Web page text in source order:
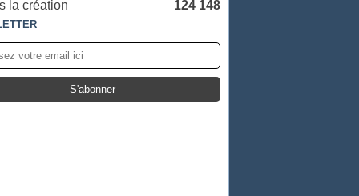
la création 124 148